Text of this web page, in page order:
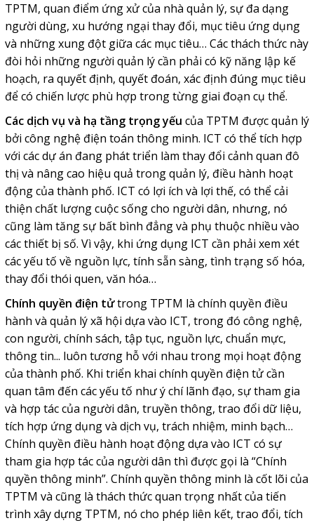
TPTM, quan điểm ứng xử của nhà quản lý, sự đa dạng
người dùng, xu hướng ngại thay đổi, mục tiêu ứng dụng
và những xung đột giữa các mục tiêu… Các thách thức này
đòi hỏi những người quản lý cần phải có kỹ năng lập kế
hoạch, ra quyết định, quyết đoán, xác định đúng mục tiêu
để có chiến lược phù hợp trong từng giai đoạn cụ thể.
Các dịch vụ và hạ tầng trọng yếu của TPTM được quản lý
bởi công nghệ điện toán thông minh. ICT có thể tích hợp
với các dự án đang phát triển làm thay đổi cảnh quan đô
thị và nâng cao hiệu quả trong quản lý, điều hành hoạt
động của thành phố. ICT có lợi ích và lợi thế, có thể cải
thiện chất lượng cuộc sống cho người dân, nhưng, nó
cũng làm tăng sự bất bình đẳng và phụ thuộc nhiều vào
các thiết bị số. Vì vậy, khi ứng dụng ICT cần phải xem xét
các yếu tố về nguồn lực, tính sẵn sàng, tình trạng số hóa,
thay đổi thói quen, văn hóa…
Chính quyền điện tửtrong TPTM là chính quyền điều
hành và quản lý xã hội dựa vào ICT, trong đó công nghệ,
con người, chính sách, tập tục, nguồn lực, chuẩn mực,
thông tin... luôn tương hỗ với nhau trong mọi hoạt động
của thành phố. Khi triển khai chính quyền điện tử cần
quan tâm đến các yếu tố như ý chí lãnh đạo, sự tham gia
và hợp tác của người dân, truyền thông, trao đổi dữ liệu,
tích hợp ứng dụng và dịch vụ, trách nhiệm, minh bạch…
Chính quyền điều hành hoạt động dựa vào ICT có sự
tham gia hợp tác của người dân thì được gọi là “Chính
quyền thông minh”. Chính quyền thông minh là cốt lõi của
TPTM và cũng là thách thức quan trọng nhất của tiến
trình xây dựng TPTM, nó cho phép liên kết, trao đổi, tích